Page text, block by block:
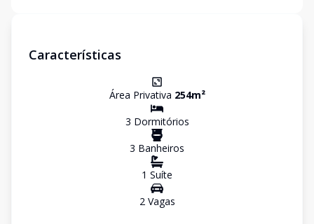
Características
Área Privativa 254m²
3 Dormitórios
3 Banheiros
1 Suíte
2Vagas